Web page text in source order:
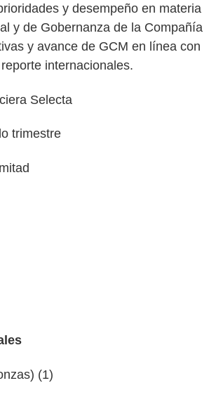
y desempeño en materia
y de Gobernanza de la Compañía
y avance de GCM en línea con
internacionales.
Selecta
(1)